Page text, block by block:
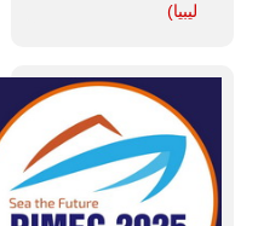
ليبيا)